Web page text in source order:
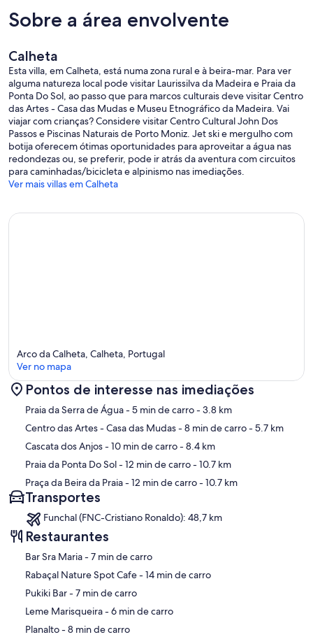
Sobre a área envolvente
Calheta
Esta villa, em Calheta, está numa zona rural e à beira-mar. Para ver
alguma natureza local pode visitar Laurissilva da Madeira e Praia da
Ponta Do Sol, ao passo que para marcos culturais deve visitar Centro
das Artes - Casa das Mudas e Museu Etnográfico da Madeira. Vai
viajar com crianças? Considere visitar Centro Cultural John Dos
Passos e Piscinas Naturais de Porto Moniz. Jet ski e mergulho com
botija oferecem ótimas oportunidades para aproveitar a água nas
redondezas ou, se preferir, pode ir atrás da aventura com circuitos
para caminhadas/bicicleta e alpinismo nas imediações.
Ver mais villas em Calheta
Mapa
Arco da Calheta, Calheta, Portugal
Ver no mapa
Pontos de interesse nas imediações
Praia da Serra de Água- 5 min de carro- 3.8 km
Centro das Artes - Casa das Mudas- 8 min de carro- 5.7 km
Cascata dos Anjos- 10 min de carro- 8.4 km
Praia da Ponta Do Sol- 12 min de carro- 10.7 km
Praça da Beira da Praia- 12 min de carro- 10.7 km
Transportes
Funchal (FNC-Cristiano Ronaldo): 48,7 km
Restaurantes
‪Bar Sra Maria - ‬7 min de carro
‪Rabaçal Nature Spot Cafe - ‬14 min de carro
‪Pukiki Bar - ‬7 min de carro
‪Leme Marisqueira - ‬6 min de carro
‪Planalto - ‬8 min de carro